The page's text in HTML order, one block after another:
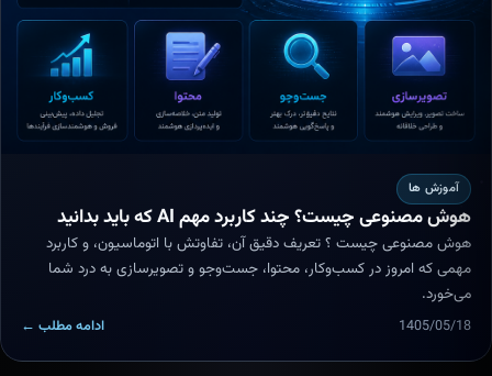
آموزش ها
هوش مصنوعی چیست؟ چند کاربرد مهم AI که باید بدانید
هوش مصنوعی چیست ؟ تعریف دقیق آن، تفاوتش با اتوماسیون، و کاربرد
مهمی که امروز در کسب‌وکار، محتوا، جست‌وجو و تصویرسازی به درد شما
می‌خورد.
1405/05/18 ادامه مطلب ←